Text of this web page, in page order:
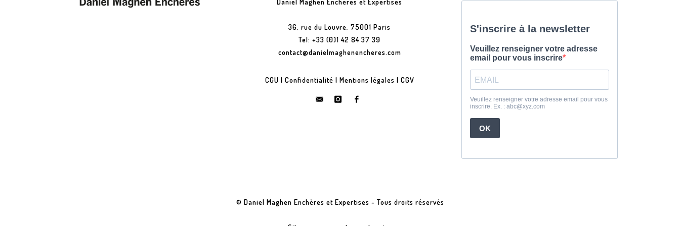
Daniel Maghen Enchères et Expertises
36, rue du Louvre, 75001 Paris
Tel: +33 (0)1 42 84 37 39
contact@danielmaghenencheres.com
CGU | Confidentialité | Mentions légales | CGV
© Daniel Maghen Enchères et Expertises - Tous droits réservés